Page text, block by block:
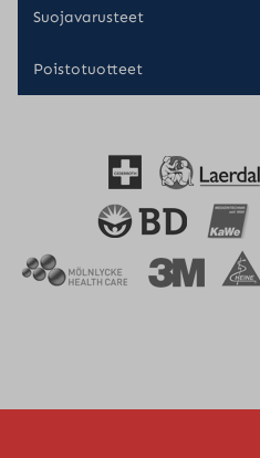
Suojavarusteet
Poistotuotteet